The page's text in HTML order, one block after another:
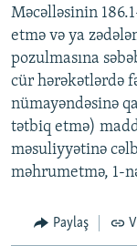
XƏBƏR
Məcəlləsinin
etmə və ya
pozulmasına
cür hərəkətlərdə
nümayəndəsinə
tətbiq etmə)
məsuliyyətinə
məhrumetmə, 1-
Paylaş